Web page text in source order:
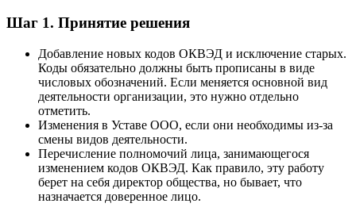
Шаг 1. Принятие решения
Добавление новых кодов ОКВЭД и исключение старых.
Коды обязательно должны быть прописаны в виде
числовых обозначений. Если меняется основной вид
деятельности организации, это нужно отдельно
отметить.
Изменения в Уставе ООО, если они необходимы из-за
смены видов деятельности.
Перечисление полномочий лица, занимающегося
изменением кодов ОКВЭД. Как правило, эту работу
берет на себя директор общества, но бывает, что
назначается доверенное лицо.